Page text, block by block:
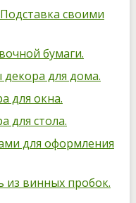
своими
бумаги.
для дома.
для окна.
для стола.
для оформления
из винных пробок.